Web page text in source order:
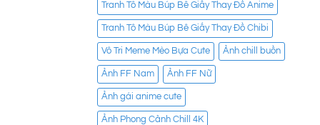
Tranh Tô Màu Búp Bê Giấy Thay Đồ Anime
Tranh Tô Màu Búp Bê Giấy Thay Đồ Chibi
Vô Tri Meme Mèo Bựa Cute Ảnh chill buồn
Ảnh FF Nam Ảnh FF Nữ
Ảnh gái anime cute
Ảnh Phong Cảnh Chill 4K